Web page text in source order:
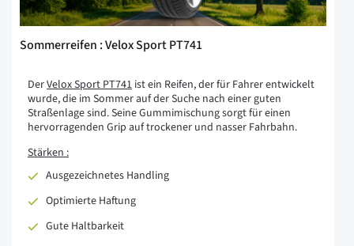
Sommerreifen : Velox Sport PT741
DerVelox Sport PT741 ist ein Reifen, der für Fahrer entwickelt
wurde, die im Sommer auf der Suche nach einer guten
Straßenlage sind. Seine Gummimischung sorgt für einen
hervorragenden Grip auf trockener und nasser Fahrbahn.
Stärken :
Ausgezeichnetes Handling
Optimierte Haftung
Gute Haltbarkeit